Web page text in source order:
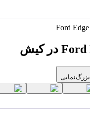
در کیش
بزرگ‌نمایی